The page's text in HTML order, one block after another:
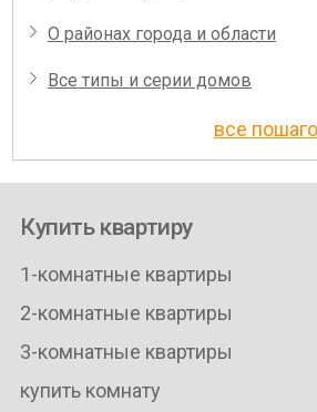
О районах города и области
Все типы и серии домов
все
Купить квартиру
1-комнатные квартиры
2-комнатные квартиры
3-комнатные квартиры
купить комнату